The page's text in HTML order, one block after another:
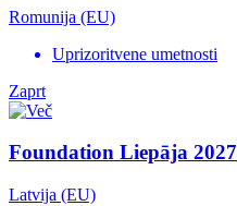
Romunija (EU)
Uprizoritvene umetnosti
Zaprt
Foundation Liepāja 2027
Latvija (EU)